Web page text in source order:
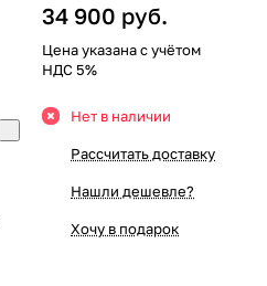
34 900 руб.
Цена указана с учётом
НДС 5%
Нет в наличии
Рассчитать доставку
Нашли дешевле?
Хочу в подарок